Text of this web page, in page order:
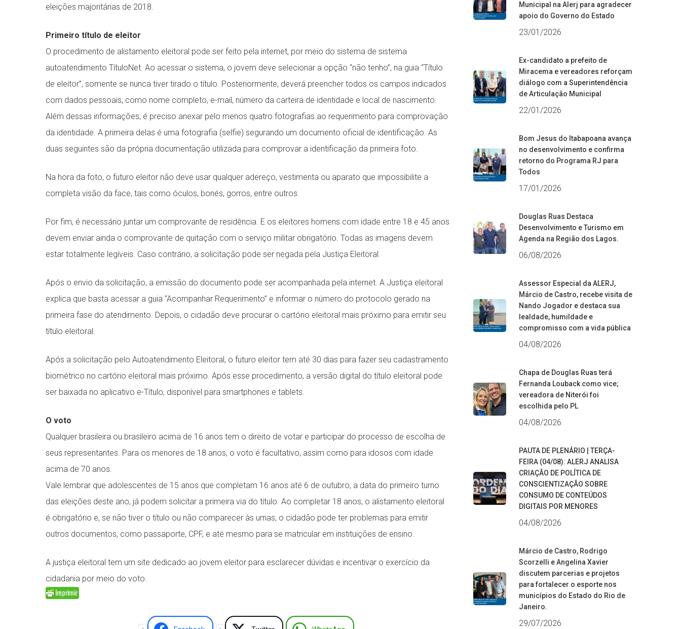
eleições majoritárias de 2018.
Primeiro título de eleitor
O procedimento de alistamento eleitoral pode ser feito pela internet, por meio do sistema de sistema
autoatendimento TítuloNet. Ao acessar o sistema, o jovem deve selecionar a opção “não tenho”, na guia “Título
de eleitor”, somente se nunca tiver tirado o título. Posteriormente, deverá preencher todos os campos indicados
com dados pessoais, como nome completo, e-mail, número da carteira de identidade e local de nascimento.
Além dessas informações, é preciso anexar pelo menos quatro fotografias ao requerimento para comprovação
da identidade. A primeira delas é uma fotografia (selfie) segurando um documento oficial de identificação. As
duas seguintes são da própria documentação utilizada para comprovar a identificação da primeira foto.
Na hora da foto, o futuro eleitor não deve usar qualquer adereço, vestimenta ou aparato que impossibilite a
completa visão da face, tais como óculos, bonés, gorros, entre outros.
Por fim, é necessário juntar um comprovante de residência. E os eleitores homens com idade entre 18 e 45 anos
devem enviar ainda o comprovante de quitação com o serviço militar obrigatório. Todas as imagens devem
estar totalmente legíveis. Caso contrário, a solicitação pode ser negada pela Justiça Eleitoral.
Após o envio da solicitação, a emissão do documento pode ser acompanhada pela internet. A Justiça eleitoral
explica que basta acessar a guia “Acompanhar Requerimento” e informar o número do protocolo gerado na
primeira fase do atendimento. Depois, o cidadão deve procurar o cartório eleitoral mais próximo para emitir seu
título eleitoral.
Após a solicitação pelo Autoatendimento Eleitoral, o futuro eleitor tem até 30 dias para fazer seu cadastramento
biométrico no cartório eleitoral mais próximo. Após esse procedimento, a versão digital do título eleitoral pode
ser baixada no aplicativo e-Título, disponível para smartphones e tablets.
O voto
Qualquer brasileira ou brasileiro acima de 16 anos tem o direito de votar e participar do processo de escolha de
seus representantes. Para os menores de 18 anos, o voto é facultativo, assim como para idosos com idade
acima de 70 anos.
Vale lembrar que adolescentes de 15 anos que completam 16 anos até 6 de outubro, a data do primeiro turno
das eleições deste ano, já podem solicitar a primeira via do título. Ao completar 18 anos, o alistamento eleitoral
é obrigatório e, se não tiver o título ou não comparecer às urnas, o cidadão pode ter problemas para emitir
outros documentos, como passaporte, CPF, e até mesmo para se matricular em instituições de ensino.
A justiça eleitoral tem um site dedicado ao jovem eleitor para esclarecer dúvidas e incentivar o exercício da
cidadania por meio do voto.
Municipal na Alerj para agradecer
apoio do Governo do Estado
23/01/2026
Ex-candidato a prefeito de
Miracema e vereadores reforçam
diálogo com a Superintendência
de Articulação Municipal
22/01/2026
Bom Jesus do Itabapoana avança
no desenvolvimento e confirma
retorno do Programa RJ para
Todos
17/01/2026
Douglas Ruas Destaca
Desenvolvimento e Turismo em
Agenda na Região dos Lagos.
06/08/2026
Assessor Especial da ALERJ,
Márcio de Castro, recebe visita de
Nando Jogador e destaca sua
lealdade, humildade e
compromisso com a vida pública
04/08/2026
Chapa de Douglas Ruas terá
Fernanda Louback como vice;
vereadora de Niterói foi
escolhida pelo PL
04/08/2026
PAUTA DE PLENÁRIO | TERÇA-
FEIRA (04/08): ALERJ ANALISA
CRIAÇÃO DE POLÍTICA DE
CONSCIENTIZAÇÃO SOBRE
CONSUMO DE CONTEÚDOS
DIGITAIS POR MENORES
04/08/2026
Márcio de Castro, Rodrigo
Scorzelli e Angelina Xavier
discutem parcerias e projetos
para fortalecer o esporte nos
municípios do Estado do Rio de
Janeiro.
29/07/2026